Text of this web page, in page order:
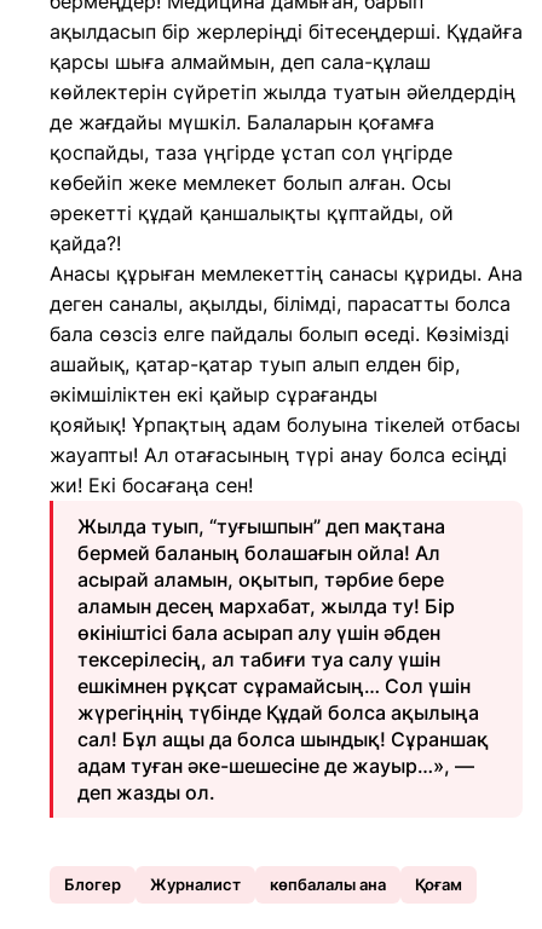
ақылдасып бір жерлеріңді бітесеңдерші. Құдайға
қарсы шыға алмаймын, деп сала-құлаш
көйлектерін сүйретіп жылда туатын әйелдердің
де жағдайы мүшкіл. Балаларын қоғамға
қоспайды, таза үңгірде ұстап сол үңгірде
көбейіп жеке мемлекет болып алған. Осы
әрекетті құдай қаншалықты құптайды, ой
қайда?!
Анасы құрыған мемлекеттің санасы құриды. Ана
деген саналы, ақылды, білімді, парасатты болса
бала сөзсіз елге пайдалы болып өседі. Көзімізді
ашайық, қатар-қатар туып алып елден бір,
әкімшіліктен екі қайыр сұрағанды
қояйық! Ұрпақтың адам болуына тікелей отбасы
жауапты! Ал отағасының түрі анау болса есіңді
жи! Екі босағаңа сен!
Жылда туып, “туғышпын” деп мақтана
бермей баланың болашағын ойла! Ал
асырай аламын, оқытып, тәрбие бере
аламын десең мархабат, жылда ту! Бір
өкініштісі бала асырап алу үшін әбден
тексерілесің, ал табиғи туа салу үшін
ешкімнен рұқсат сұрамайсың… Сол үшін
жүрегіңнің түбінде Құдай болса ақылыңа
сал! Бұл ащы да болса шындық! Сұраншақ
адам туған әке-шешесіне де жауыр…», —
деп жазды ол.
Блогер Журналист көпбалалы ана Қоғам